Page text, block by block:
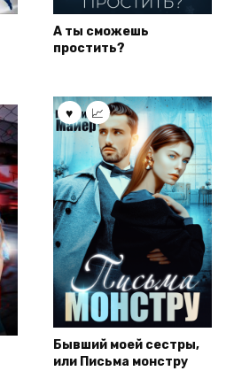
А ты сможешь
простить?
Бывший моей сестры,
или Письма монстру